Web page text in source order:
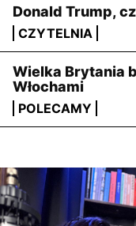
Donald Trump,
CZYTELNIA
Wielka Brytania
Włochami
POLECAMY